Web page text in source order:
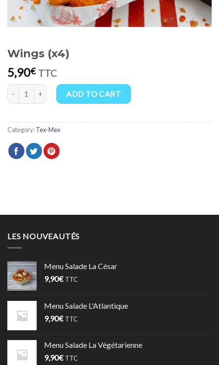
Wings (x4)
5,90€ TTC
Wings (x4) quantity ADD TO CART
Category:Tex-Mex
LES NOUVEAUTÉS
Menu Salade La César
9,90€ TTC
Menu Salade L'Atlantique
9,90€ TTC
Menu Salade La Végétarienne
9,90€ TTC